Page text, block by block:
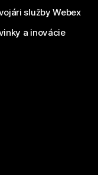
služby Webex
a inovácie